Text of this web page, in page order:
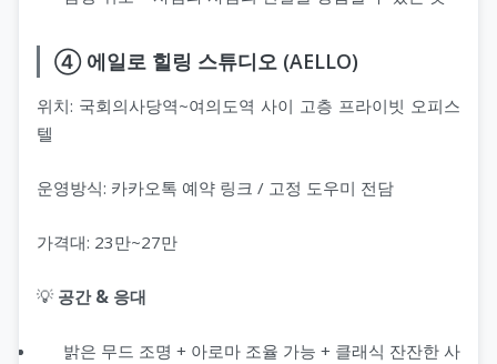
④ 에일로 힐링 스튜디오 (AELLO)
위치: 국회의사당역~여의도역 사이 고층 프라이빗 오피스
텔
운영방식: 카카오톡 예약 링크 / 고정 도우미 전담
가격대: 23만~27만
💡 공간 & 응대
밝은 무드 조명 + 아로마 조율 가능 + 클래식 잔잔한 사